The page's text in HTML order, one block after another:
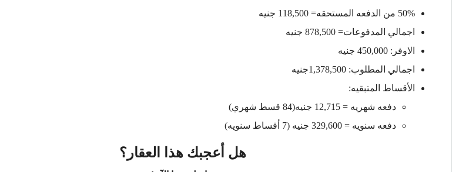
50% من الدفعه المستحقه= 118,500 جنيه
اجمالي المدفوعات= 878,500 جنيه
الاوفر: 450,000 جنيه
اجمالي المطلوب: 1,378,500جنيه
الأقساط المتبقيه:
دفعه شهريه = 12,715 جنيه(84 قسط شهري)
دفعه سنويه = 329,600 جنيه (7 أقساط سنويه)
هل أعجبك هذا العقار؟